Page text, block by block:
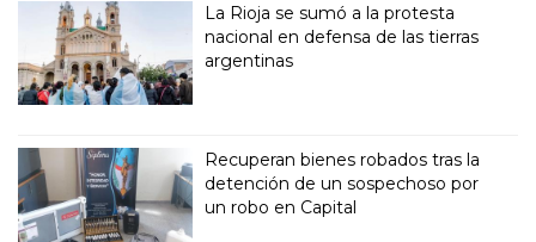
La Rioja se sumó a la protesta
nacional en defensa de las tierras
argentinas
Recuperan bienes robados tras la
detención de un sospechoso por
un robo en Capital